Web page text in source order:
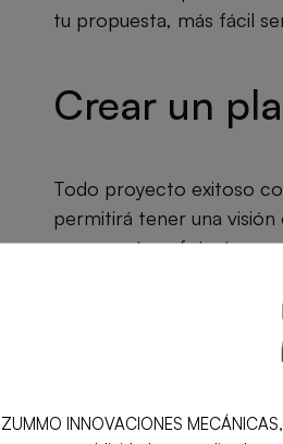
tu propuesta, más fácil
Crear un
Todo proyecto exitoso
permitirá tener una visión
para que tu cafetería sea
Estructura
Análisis de mercado:
ZUMMO INNOVACIONES